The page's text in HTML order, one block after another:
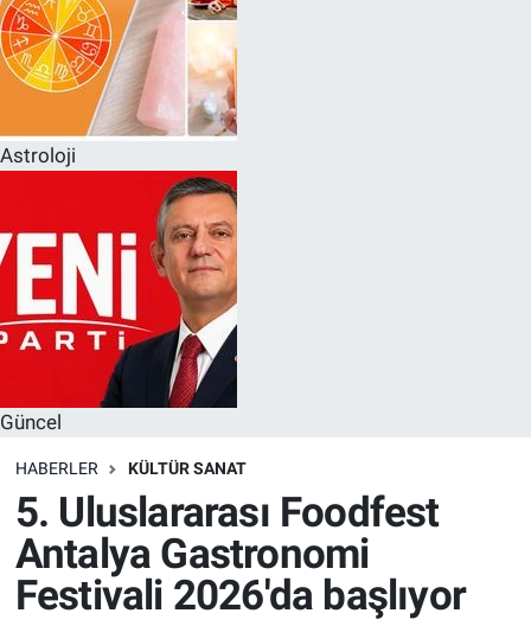
Astroloji
Güncel
HABERLER KÜLTÜR SANAT
5. Uluslararası Foodfest
Antalya Gastronomi
Festivali 2026'da başlıyor